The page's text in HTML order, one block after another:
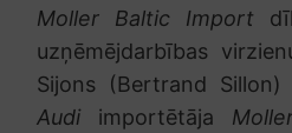
Moller Baltic Import
uzņēmējdarbības
Sijons (Bertrand Sillon)
Audiimportētāja